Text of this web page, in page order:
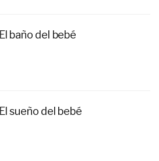
El baño del bebé
El sueño del bebé